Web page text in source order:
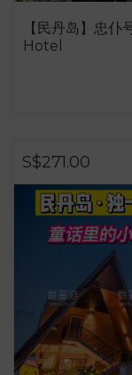
【民丹岛】忠
Hotel
S$271.00